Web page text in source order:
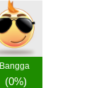
Bangga
(0%)